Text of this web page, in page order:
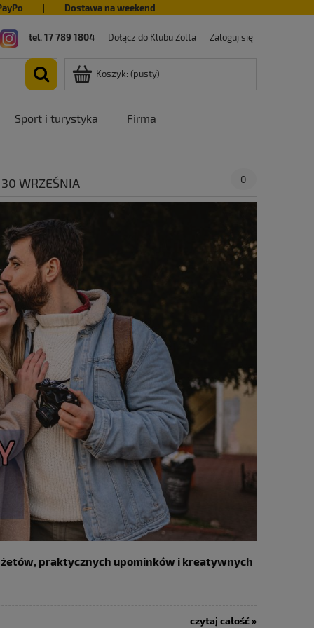
Dostawa na weekend
tel. 17 789 1804 Dołącz do Klubu Zolta Zaloguj się
Koszyk: (pusty)
Sport i turystyka Firma
WRZEŚNIA 0
praktycznych upominków i kreatywnych
czytaj całość »